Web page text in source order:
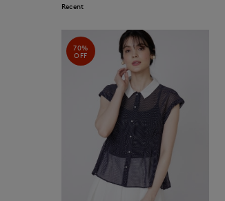
Recent
70%
OFF